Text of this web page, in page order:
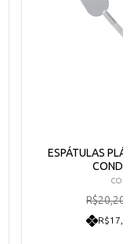
ESPÁTULAS
R$20,20